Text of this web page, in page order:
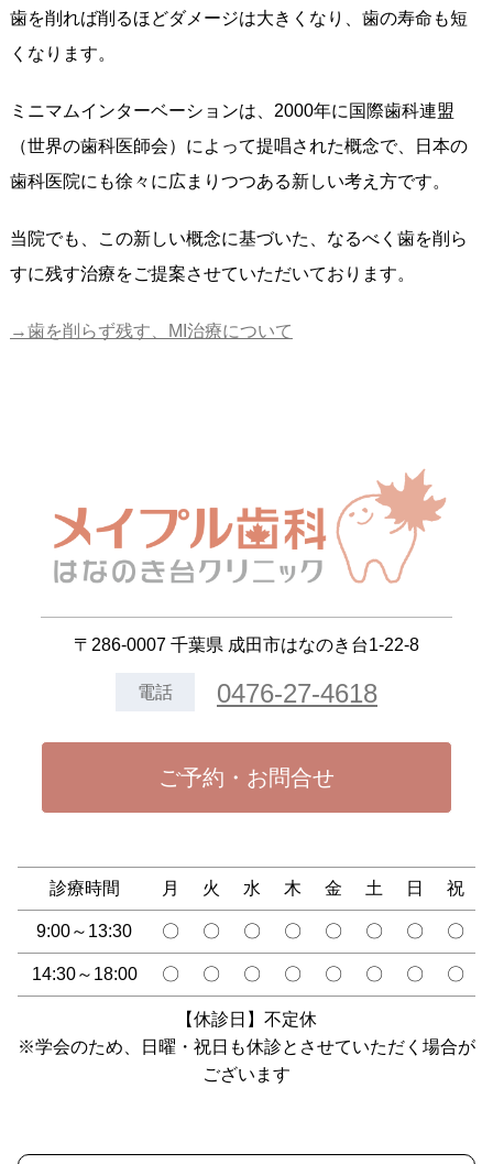
歯を削れば削るほどダメージは大きくなり、歯の寿命も短
くなります。
ミニマムインターベーションは、2000年に国際歯科連盟
（世界の歯科医師会）によって提唱された概念で、日本の
歯科医院にも徐々に広まりつつある新しい考え方です。
当院でも、この新しい概念に基づいた、なるべく歯を削ら
すに残す治療をご提案させていただいております。
→歯を削らず残す、MI治療について
〒286-0007 千葉県 成田市はなのき台1-22-8
電話 0476-27-4618
ご予約・お問合せ
診療時間 月 火 水 木 金 土 日 祝
9:00～13:30 〇 〇 〇 〇 〇 〇 〇 〇
14:30～18:00 〇 〇 〇 〇 〇 〇 〇 〇
【休診日】不定休
※学会のため、日曜・祝日も休診とさせていただく場合が
ございます